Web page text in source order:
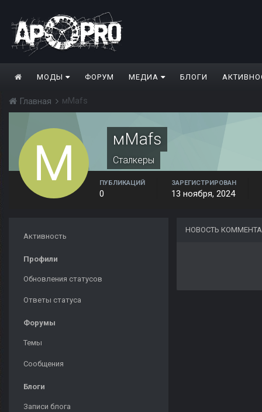
МОДЫ ФОРУМ МЕДИА БЛОГИ
Главная мMafs
мMafs
Сталкеры
ПУБЛИКАЦИЙ
0
ЗАРЕГИСТРИРОВАН
13 ноября, 2024
Активность
Профили
Обновления статусов
Ответы статуса
Форумы
Темы
Сообщения
Блоги
Записи блога
НОВОСТЬ